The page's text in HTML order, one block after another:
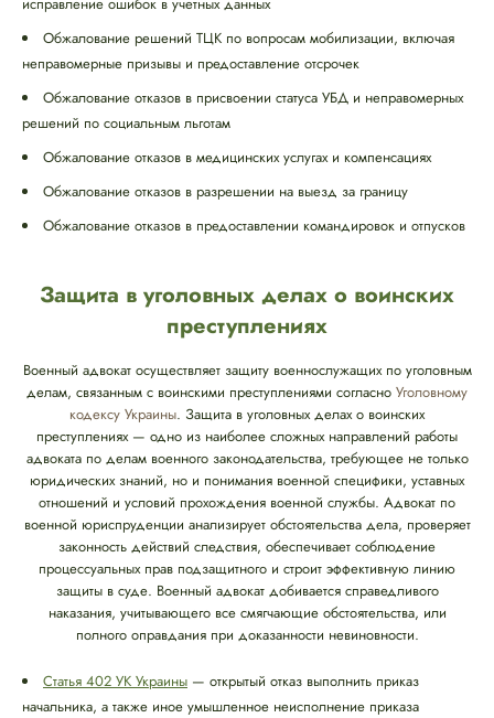
Обжалование решений ТЦК по вопросам мобилизации, включая
неправомерные призывы и предоставление отсрочек
Обжалование отказов в присвоении статуса УБД и неправомерных
решений по социальным льготам
Обжалование отказов в медицинских услугах и компенсациях
Обжалование отказов в разрешении на выезд за границу
Обжалование отказов в предоставлении командировок и отпусков
Защита в уголовных делах о воинских
преступлениях
Военный адвокат осуществляет защиту военнослужащих по уголовным
делам, связанным с воинскими преступлениями согласно Уголовному
кодексу Украины. Защита в уголовных делах о воинских
преступлениях — одно из наиболее сложных направлений работы
адвоката по делам военного законодательства, требующее не только
юридических знаний, но и понимания военной специфики, уставных
отношений и условий прохождения военной службы. Адвокат по
военной юриспруденции анализирует обстоятельства дела, проверяет
законность действий следствия, обеспечивает соблюдение
процессуальных прав подзащитного и строит эффективную линию
защиты в суде. Военный адвокат добивается справедливого
наказания, учитывающего все смягчающие обстоятельства, или
полного оправдания при доказанности невиновности.
Статья 402 УК Украины — открытый отказ выполнить приказ
начальника, а также иное умышленное неисполнение приказа